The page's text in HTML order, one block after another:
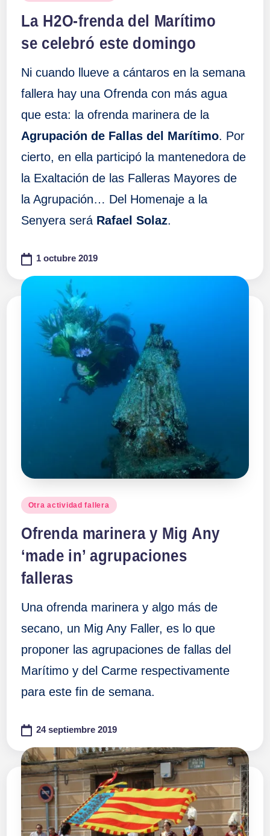
La H2O-frenda del Marítimo
se celebró este domingo
Ni cuando llueve a cántaros en la semana
fallera hay una Ofrenda con más agua
que esta: la ofrenda marinera de la
Agrupación de Fallas del Marítimo. Por
cierto, en ella participó la mantenedora de
la Exaltación de las Falleras Mayores de
la Agrupación… Del Homenaje a la
Senyera será Rafael Solaz.
1 octubre 2019
Publicado
Otra actividad fallera
Ofrenda marinera y Mig Any
‘made in’ agrupaciones
falleras
Una ofrenda marinera y algo más de
secano, un Mig Any Faller, es lo que
proponer las agrupaciones de fallas del
Marítimo y del Carme respectivamente
para este fin de semana.
24 septiembre 2019